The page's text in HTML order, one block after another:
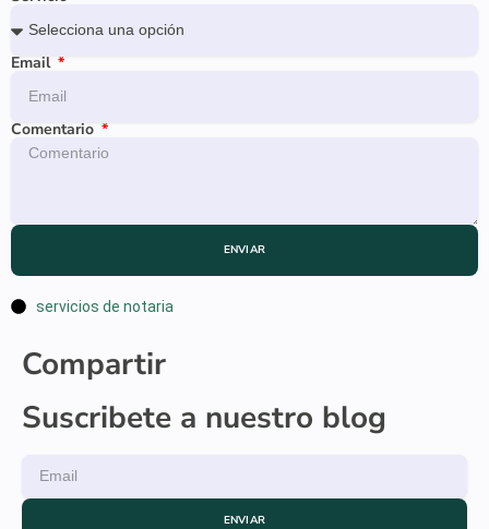
Email
Comentario
ENVIAR
servicios de notaria
Compartir
Suscribete a nuestro blog
ENVIAR